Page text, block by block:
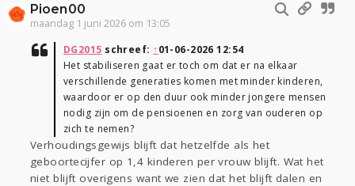
Pioen00
maandag 1 juni 2026 om 13:05
DG2015 schreef: ↑01-06-2026 12:54
Het stabiliseren gaat er toch om dat er na elkaar
verschillende generaties komen met minder kinderen,
waardoor er op den duur ook minder jongere mensen
nodig zijn om de pensioenen en zorg van ouderen op
zich te nemen?
Verhoudingsgewijs blijft dat hetzelfde als het
geboortecijfer op 1,4 kinderen per vrouw blijft. Wat het
niet blijft overigens want we zien dat het blijft dalen en